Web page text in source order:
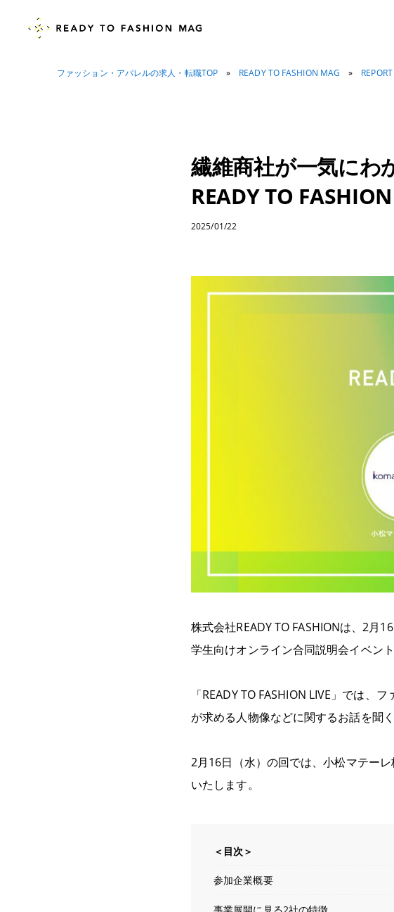
ファッション・アパレルの求人・転職TOP » READY TO FASHION MAG » REPORT
繊維商社が一気にわ
READY TO
2025/01/22
株式会社READY TO FASHIONは、2月
学生向けオンライン合同説明会イベント
「READY TO FASHION LIVE」では
が求める人物像などに関するお話を聞
2月16日（水）の回では、小松マテー
いたします。
＜目次＞
参加企業概要